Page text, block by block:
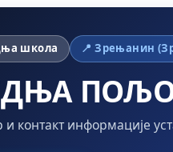
школа 📍 Зрењанин
и контакт информације